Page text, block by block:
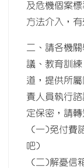
及危機個案
方法介入，
二、請各機
議、教育訓
道，提供所
責人員執行
定保密，請
(一)免付費
吧)
(二)解憂信